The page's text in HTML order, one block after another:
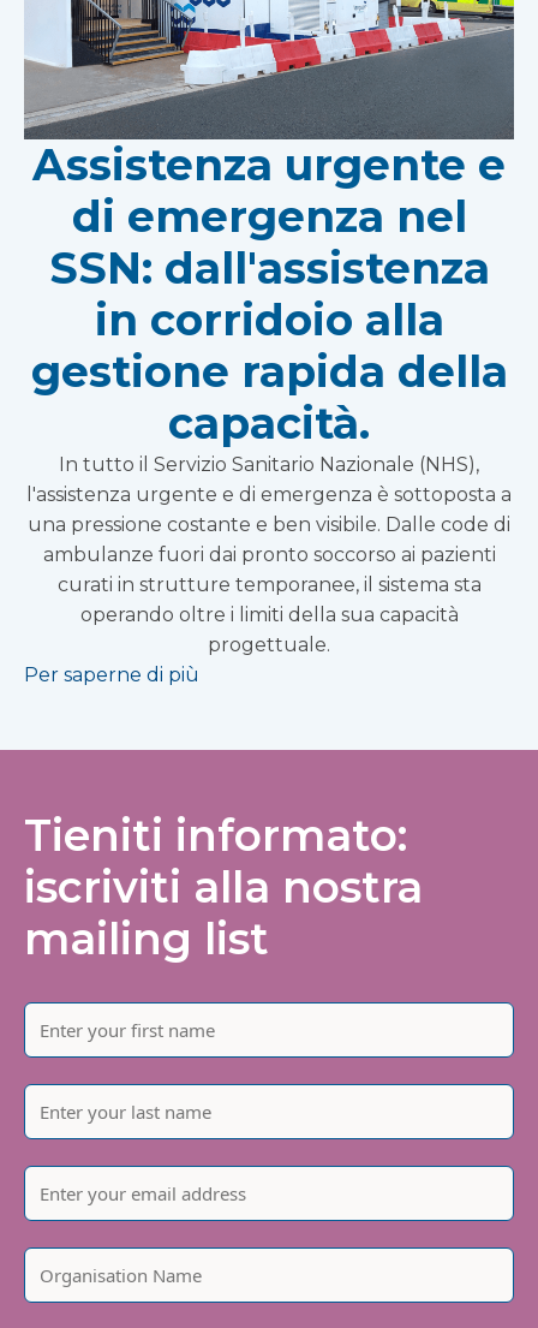
Assistenza urgente e
di emergenza nel
SSN: dall'assistenza
in corridoio alla
gestione rapida della
capacità.
In tutto il Servizio Sanitario Nazionale (NHS),
l'assistenza urgente e di emergenza è sottoposta a
una pressione costante e ben visibile. Dalle code di
ambulanze fuori dai pronto soccorso ai pazienti
curati in strutture temporanee, il sistema sta
operando oltre i limiti della sua capacità
progettuale.
Per saperne di più
Tieniti informato:
iscriviti alla nostra
mailing list